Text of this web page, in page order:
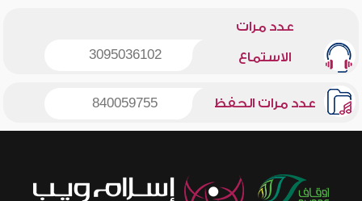
عدد مرات
الاستماع 3095036102
عدد مرات الحفظ 840059755